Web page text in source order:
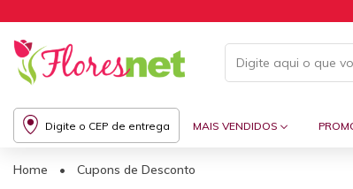
Digite o CEP de entrega MAIS VENDIDOS
Home • Cupons de Desconto